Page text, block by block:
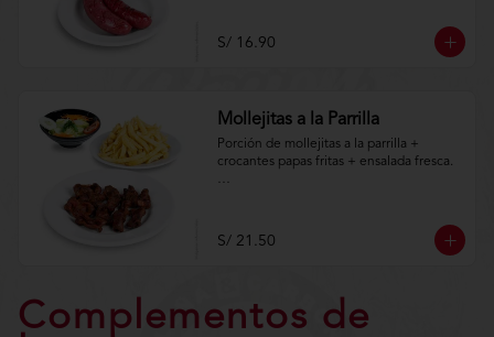
m/TYCGenerales
S/ 16.90
Mollejitas a la Parrilla
Porción de mollejitas a la parrilla +
crocantes papas fritas + ensalada fresca.
m/TYCGenerales
S/ 21.50
Complementos de